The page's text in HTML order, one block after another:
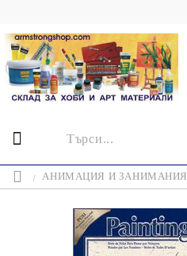
АНИМАЦИЯ И ЗАНИМАНИЯ